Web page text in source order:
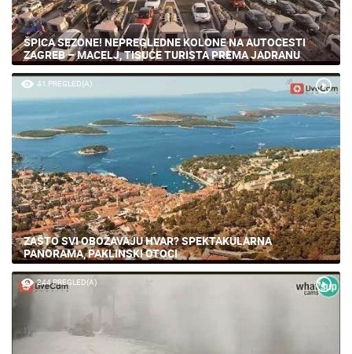
ŠPICA SEZONE! NEPREGLEDNE KOLONE NA AUTOCESTI
ZAGREB – MACELJ, TISUĆE TURISTA PREMA JADRANU
41 PREGLED(A)
ZAŠTO SVI OBOŽAVAJU HVAR? SPEKTAKULARNA
PANORAMA, PAKLINSKI OTOCI
244 PREGLED(A)